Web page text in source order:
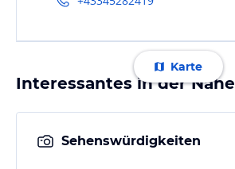
Karte
Interessantes in der Nähe
Sehenswürdigkeiten